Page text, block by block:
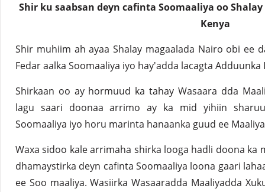
Shir ku saabsan deyn cafinta Soomaaliya oo
Kenya
Shir muhiim ah ayaa Shalay magaalada Nairo obi ee
Fedar aalka Soomaaliya iyo hay'adda lacagta Adduunka
Shirkaan oo ay hormuud ka tahay Wasaara dda
lagu saari doonaa arrimo ay ka mid yihiin
Soomaaliya iyo horu marinta hanaanka guud ee
Waxa sidoo kale arrimaha shirka looga hadli doona ka
dhamaystirka deyn cafinta Soomaaliya loona gaari
ee Soo maaliya. Wasiirka Wasaaradda Maaliyadda